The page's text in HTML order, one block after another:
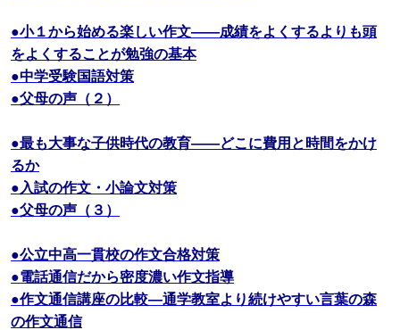
●小１から始める楽しい作文――成績をよくするよりも頭
をよくすることが勉強の基本
●中学受験国語対策
●父母の声（２）
●最も大事な子供時代の教育――どこに費用と時間をかけ
るか
●入試の作文・小論文対策
●父母の声（３）
●公立中高一貫校の作文合格対策
●電話通信だから密度濃い作文指導
●作文通信講座の比較―通学教室より続けやすい言葉の森
の作文通信